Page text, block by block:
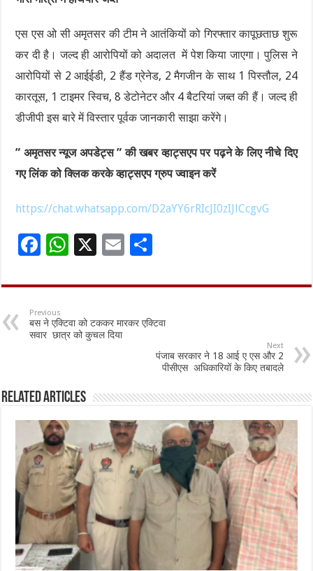
एस एस ओ सी अमृतसर की टीम ने आतंकियों को गिरफ्तार कापूछताछ शुरू
कर दी है। जल्द ही आरोपियों को अदालत में पेश किया जाएगा। पुलिस ने
आरोपियों से 2 आईईडी, 2 हैंड ग्रेनेड, 2 मैगजीन के साथ 1 पिस्तौल, 24
कारतूस, 1 टाइमर स्विच, 8 डेटोनेटर और 4 बैटरियां जब्त की हैं। जल्द ही
डीजीपी इस बारे में विस्तार पूर्वक जानकारी साझा करेंगे।
” अमृतसर न्यूज अपडेट्स ” की खबर व्हाट्सएप पर पढ़ने के लिए नीचे दिए
गए लिंक को क्लिक करके व्हाट्सएप ग्रुप ज्वाइन करें
https://chat.whatsapp.com/D2aYY6rRIcJI0zIJlCcgvG
F
e
b
o
W
at
sA
p
X
E
ai ar
Previous
बस ने एक्टिवा को टककर मारकर एक्टिवा
सवार छात्र को कुचल दिया
Next
पंजाब सरकार ने 18 आई ए एस और 2
पीसीएस अधिकारियों के किए तबादले
Related Articles